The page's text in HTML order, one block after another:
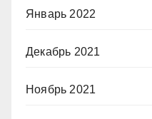
Январь 2022
Декабрь 2021
Ноябрь 2021